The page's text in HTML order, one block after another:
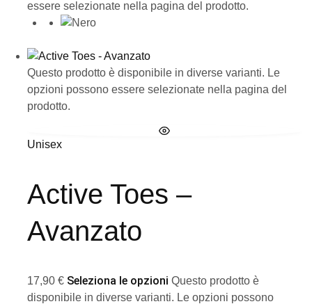
essere selezionate nella pagina del prodotto.
Questo prodotto è disponibile in diverse varianti. Le
opzioni possono essere selezionate nella pagina del
prodotto.
Unisex
Active Toes –
Avanzato
17,90 € Seleziona le opzioni Questo prodotto è
disponibile in diverse varianti. Le opzioni possono